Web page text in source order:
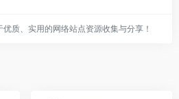
质、实用的网络站点资源收集与分享！